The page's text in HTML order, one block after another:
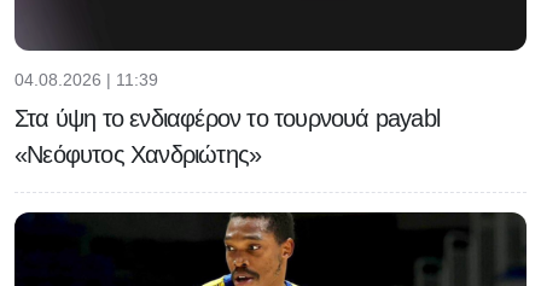
04.08.2026 | 11:39
Στα ύψη το ενδιαφέρον το τουρνουά payabl
«Νεόφυτος Χανδριώτης»